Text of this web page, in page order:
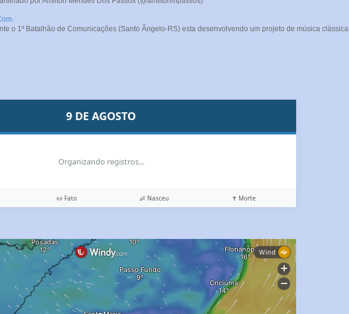
o 1º Batalhão de Comunicações (Santo Ângelo-RS) esta desenvolvendo um projeto de música clássica
9 DE AGOSTO
Organizando registros...
📜 Fato 👶 Nasceu ✝️ Morte